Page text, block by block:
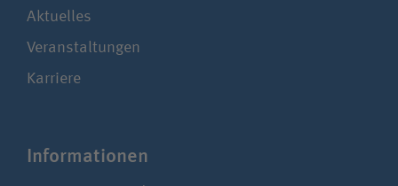
Aktuelles
Veranstaltungen
Karriere
Infor­ma­tionen